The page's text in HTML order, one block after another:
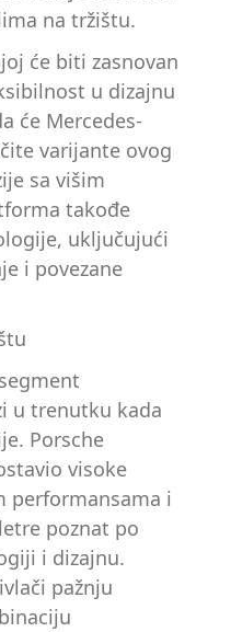
na tržištu.
će biti zasnovan
u dizajnu
će Mercedes-
varijante ovog
sa višim
takođe
uključujući
i povezane
u trenutku kada
Porsche
visoke
performansama i
poznat po
i dizajnu.
pažnju